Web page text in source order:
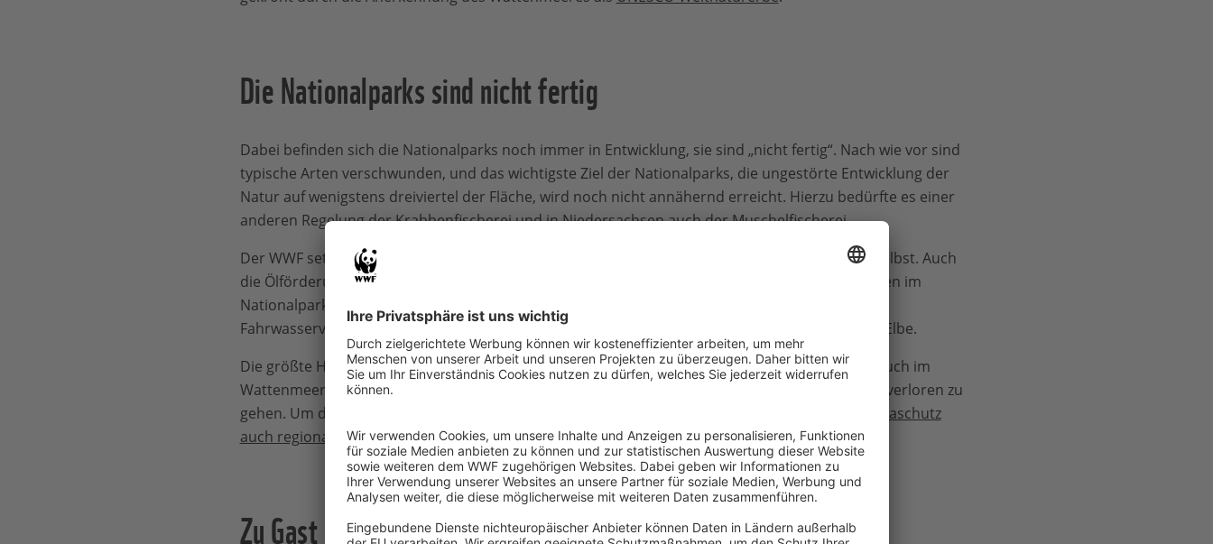
Die Nationalparks sind nicht fertig
Dabei befinden sich die Nationalparks noch immer in Entwicklung, sie sind „nicht fertig“. Nach wie vor sind
typische Arten verschwunden, und das wichtigste Ziel der Nationalparks, die ungestörte Entwicklung der
Natur auf wenigstens dreiviertel der Fläche, wird noch nicht annähernd erreicht. Hierzu bedürfte es einer
anderen Regelung derKrabbenfischereiund in Niedersachsen auch derMuschelfischerei.
Der WWF setzt sich hierfür stark ein und hofft hierzu auch auf eine Einigung mit der Fischerei selbst. Auch
die Ölförderung, die in Schleswig-Holstein immer noch auf einer Förderinsel („Mittelplate“) mitten im
Nationalpark stattfindet, steht dem Nationalparkziel entgegen. Das gleiche gilt für übertriebene
Fahrwasservertiefungen durch Baggerungen und Verklappungen, vor allem zwischen Ems und Elbe.
Die größte Herausforderung für die Nationalparks ist aber der Klimawandel: Hierdurch steigt auch im
Wattenmeer der Meeresspiegel. Wattflächen und Inseln drohen auf lange Sicht durch Abbruch verloren zu
gehen. Um das Wattenmeer und seine Nationalparks davor zu retten sind neben globalem
Klimaschutz
auch regionale Maßnahmen zur Klimaanpassungnotwendig.
Zu Gast im Nationalpark